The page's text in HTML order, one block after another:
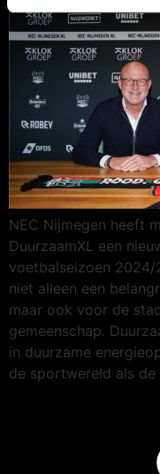
NEC Nijmegen heeft
DuurzaamXL een
voetbalseizoen 2024/
niet alleen een
maar ook voor de
gemeenschap.
in duurzame
de sportwereld als